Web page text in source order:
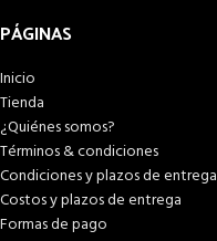
PÁGINAS
Inicio
Tienda
¿Quiénes somos?
Términos & condiciones
Condiciones y plazos de entrega
Costos y plazos de entrega
Formas de pago